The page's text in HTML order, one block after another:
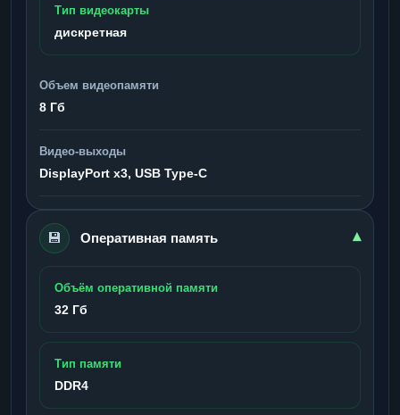
Тип видеокарты
дискретная
Объем видеопамяти
8 Гб
Видео-выходы
DisplayPort x3, USB Type-C
💾 Оперативная память ▾
Объём оперативной памяти
32 Гб
Тип памяти
DDR4